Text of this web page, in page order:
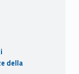
della